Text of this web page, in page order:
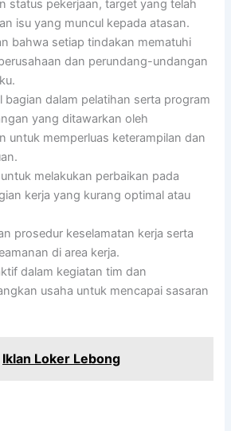
status pekerjaan, target yang telah
isu yang muncul kepada atasan.
bahwa setiap tindakan mematuhi
dan perundang-undangan
bagian dalam pelatihan serta program
yang ditawarkan oleh
untuk memperluas keterampilan dan
melakukan perbaikan pada
kerja yang kurang optimal atau
prosedur keselamatan kerja serta
di area kerja.
dalam kegiatan tim dan
usaha untuk mencapai sasaran
Iklan Loker Lebong